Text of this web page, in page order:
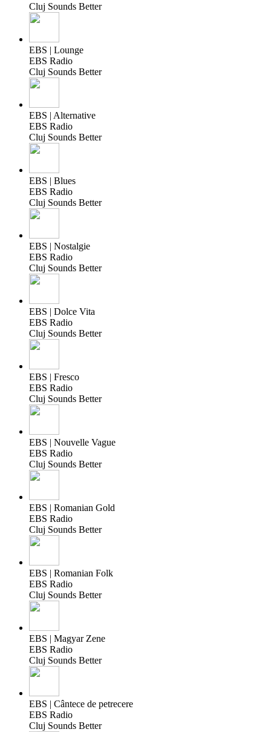
Cluj Sounds Better
EBS | Lounge
EBS Radio
Cluj Sounds Better
EBS | Alternative
EBS Radio
Cluj Sounds Better
EBS | Blues
EBS Radio
Cluj Sounds Better
EBS | Nostalgie
EBS Radio
Cluj Sounds Better
EBS | Dolce Vita
EBS Radio
Cluj Sounds Better
EBS | Fresco
EBS Radio
Cluj Sounds Better
EBS | Nouvelle Vague
EBS Radio
Cluj Sounds Better
EBS | Romanian Gold
EBS Radio
Cluj Sounds Better
EBS | Romanian Folk
EBS Radio
Cluj Sounds Better
EBS | Magyar Zene
EBS Radio
Cluj Sounds Better
EBS | Cântece de petrecere
EBS Radio
Cluj Sounds Better